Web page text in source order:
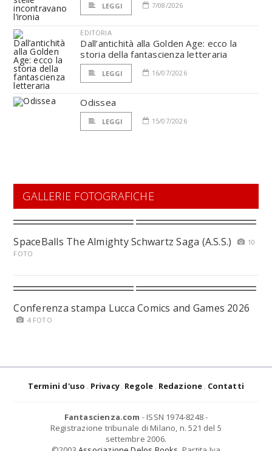
LEGGI 7/08/2026
EDITORIA
Dall’antichità alla Golden Age: ecco la
storia della fantascienza letteraria
LEGGI 16/07/2026
Odissea
LEGGI 15/07/2026
GALLERIE FOTOGRAFICHE
SpaceBalls The Almighty Schwartz Saga (A.S.S.)
10
FOTO
Conferenza stampa Lucca Comics and Games 2026
4 FOTO
Termini d'uso Privacy Regole Redazione Contatti
Fantascienza.com - ISSN 1974-8248 -
Registrazione tribunale di Milano, n. 521 del 5
settembre 2006.